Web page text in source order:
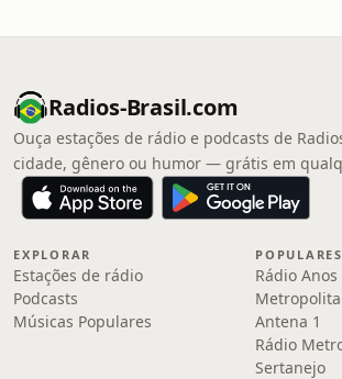
Radios-Brasil.com
Ouça estações de rádio e podcasts de
cidade, gênero ou humor — grátis em
EXPLORAR
Estações de rádio
Podcasts
Músicas Populares
POPULARES
Rádio Anos
Antena 1
Rádio
Sertanejo